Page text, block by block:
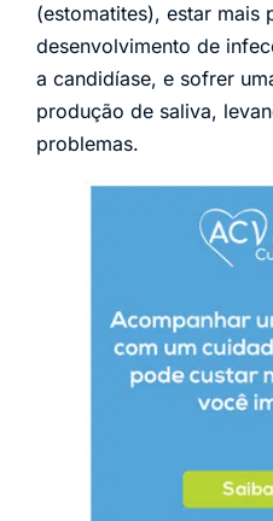
(estomatites), estar mais
desenvolvimento de
a candidíase, e sofrer
produção de saliva,
problemas.